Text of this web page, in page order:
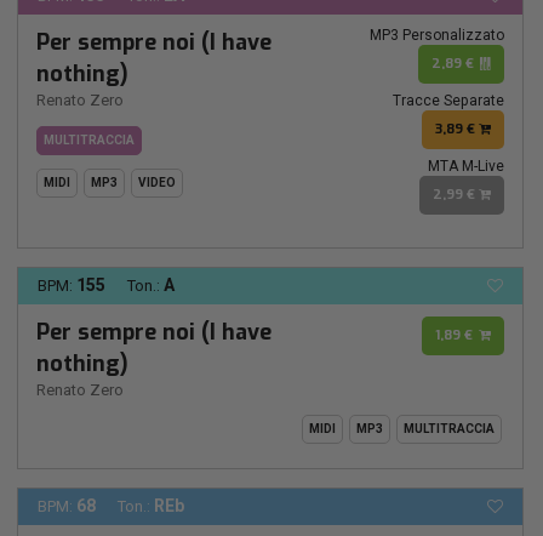
Per sempre noi (I have
nothing)
Renato Zero
MULTITRACCIA
MIDI MP3 VIDEO
MP3 Personalizzato
2,89 €
Tracce Separate
3,89 €
MTA M-Live
2,99 €
BPM: 155 Ton.: A
Per sempre noi (I have
nothing)
Renato Zero
1,89 €
MIDI MP3 MULTITRACCIA
BPM: 68 Ton.: REb